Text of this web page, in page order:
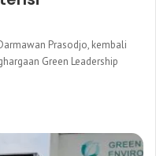
Prasodjo, kembali
Green Leadership